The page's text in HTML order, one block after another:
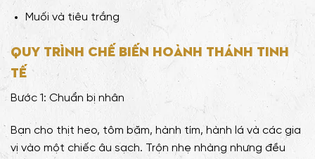
Muối và tiêu trắng
Quy trình chế biến hoành thánh tinh
tế
Bước 1: Chuẩn bị nhân
Bạn cho thịt heo, tôm băm, hành tím, hành lá và các gia
vị vào một chiếc âu sạch. Trộn nhẹ nhàng nhưng đều